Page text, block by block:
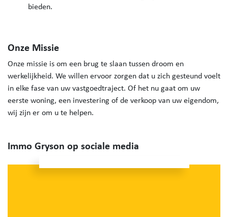
bieden.
Onze Missie
Onze missie is om een brug te slaan tussen droom en
werkelijkheid. We willen ervoor zorgen dat u zich gesteund voelt
in elke fase van uw vastgoedtraject. Of het nu gaat om uw
eerste woning, een investering of de verkoop van uw eigendom,
wij zijn er om u te helpen.
Immo Gryson op sociale media